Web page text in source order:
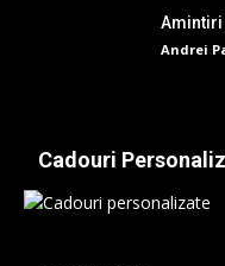
Amintiri
Andrei
Cadouri